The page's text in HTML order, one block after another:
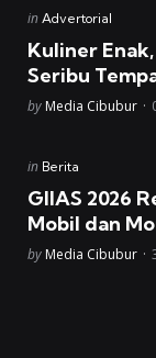
Posted
in Advertorial
Kuliner
Seribu
Posted
by Media Cibubur
Posted
in Berita
GIIAS 2026
Mobil dan
Posted
by Media Cibubur